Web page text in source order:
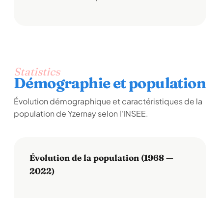
Statistics
Démographie et population
Évolution démographique et caractéristiques de la
population de Yzernay selon l'INSEE.
Évolution de la population (1968 —
2022)